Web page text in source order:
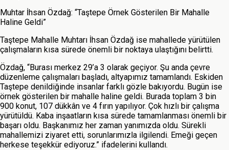
Muhtar İhsan Özdağ: “Taştepe Örnek Gösterilen Bir Mahalle
Haline Geldi”
Taştepe Mahalle Muhtarı İhsan Özdağ ise mahallede yürütülen
çalışmaların kısa sürede önemli bir noktaya ulaştığını belirtti.
Özdağ, “Burası merkez 29’a 3 olarak geçiyor. Şu anda çevre
düzenleme çalışmaları başladı, altyapımız tamamlandı. Eskiden
Taştepe denildiğinde insanlar farklı gözle bakıyordu. Bugün ise
örnek gösterilen bir mahalle haline geldi. Burada toplam 3 bin
900 konut, 107 dükkân ve 4 fırın yapılıyor. Çok hızlı bir çalışma
yürütüldü. Kaba inşaatların kısa sürede tamamlanması önemli bir
başarı oldu. Başkanımız her zaman yanımızda oldu. Sürekli
mahallemizi ziyaret etti, sorunlarımızla ilgilendi. Emeği geçen
herkese teşekkür ediyoruz.” ifadelerini kullandı.